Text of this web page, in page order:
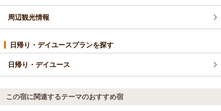
周辺観光情報
日帰り・デイユースプランを探す
日帰り・デイユース
この宿に関連するテーマのおすすめ宿